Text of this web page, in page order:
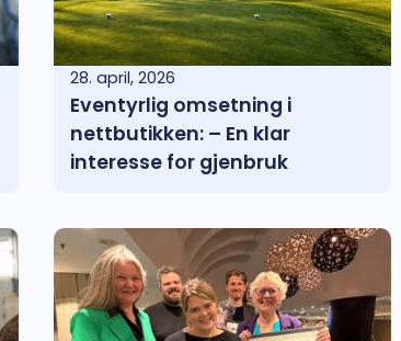
28. april, 2026
Eventyrlig omsetning i
nettbutikken: – En klar
interesse for gjenbruk